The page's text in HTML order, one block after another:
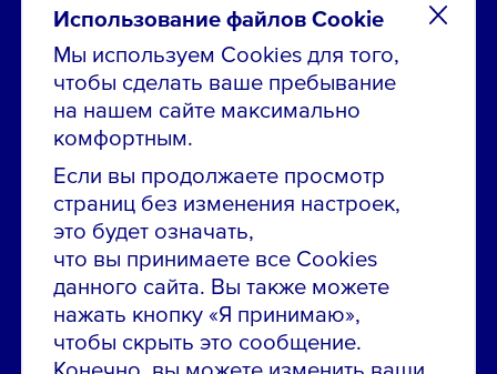
Использование файлов Cookie
Мы используем Cookies для того,
чтобы сделать ваше пребывание
на нашем сайте максимально
комфортным.
Если вы продолжаете просмотр
страниц без изменения настроек,
это будет означать,
что вы принимаете все Cookies
данного сайта. Вы также можете
нажать кнопку «Я принимаю»,
чтобы скрыть это сообщение.
Остались вопросы по вакансиям?
Звони в контакт-центр:
8 800 700-19-43
Сообщить об ошибке на сайте
ПАО «ГМК «Норильский никель»
Использование материалов сайта
без согласования запрещено.
Российская Федерация, 123112, г. Москва, 1-й
Красногвардейский проезд., д. 15